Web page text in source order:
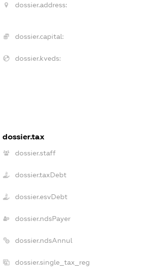
dossier.address:
dossier.capital:
dossier.kveds:
dossier.tax
dossier.staff
dossier.taxDebt
dossier.esvDebt
dossier.ndsPayer
dossier.ndsAnnul
dossier.single_tax_reg